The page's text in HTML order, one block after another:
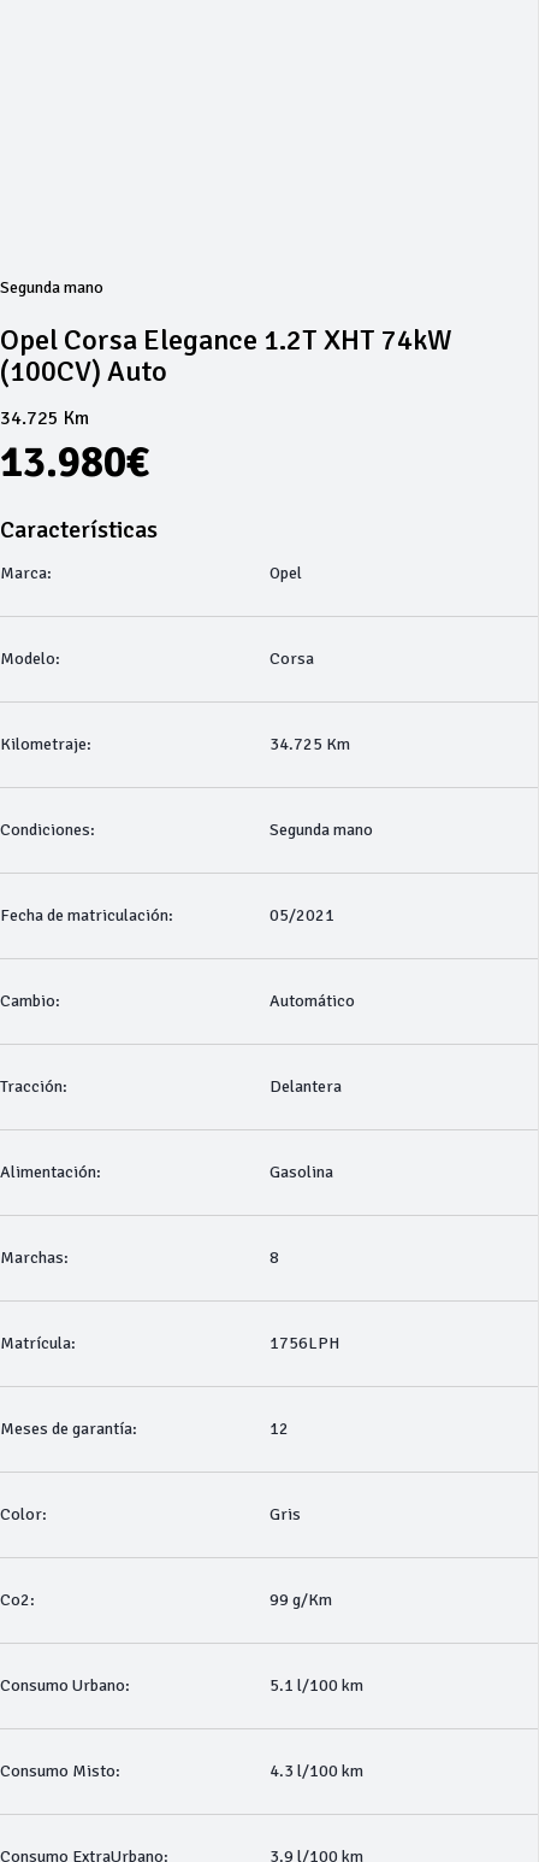
Segunda mano
Opel Corsa Elegance 1.2T XHT 74kW
(100CV) Auto
34.725 Km
13.980€
Características
Marca: Opel
Modelo: Corsa
Kilometraje: 34.725 Km
Condiciones: Segunda mano
Fecha de matriculación: 05/2021
Cambio: Automático
Tracción: Delantera
Alimentación: Gasolina
Marchas: 8
Matrícula: 1756LPH
Meses de garantía: 12
Color: Gris
Co2: 99 g/Km
Consumo Urbano: 5.1 l/100 km
Consumo Misto: 4.3 l/100 km
Consumo ExtraUrbano: 3.9 l/100 km